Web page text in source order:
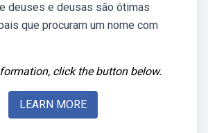
deuses e deusas são ótimas
que procuram um nome com
click the button below.
LEARN MORE